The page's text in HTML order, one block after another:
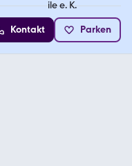
Kontakt Parken